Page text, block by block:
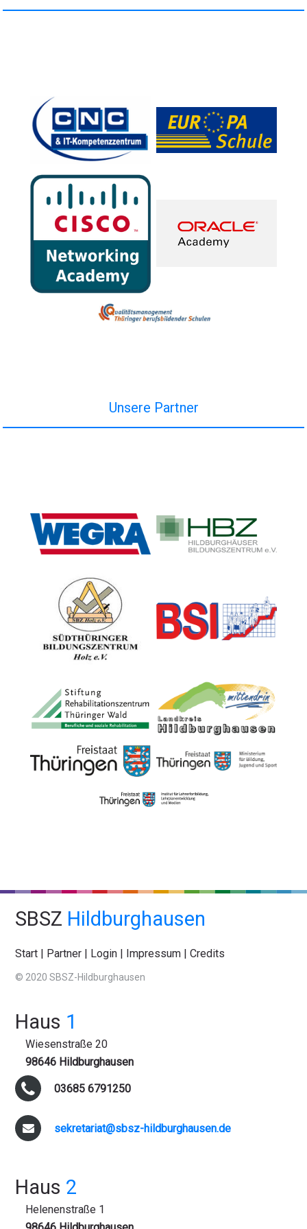
Unsere Partner
SBSZ Hildburghausen
Start Partner Login Impressum |Credits
© 2020 SBSZ-Hildburghausen
Haus 1
Wiesenstraße 20
98646 Hildburghausen
03685 6791250
sekretariat@sbsz-hildburghausen.de
Haus 2
Helenenstraße 1